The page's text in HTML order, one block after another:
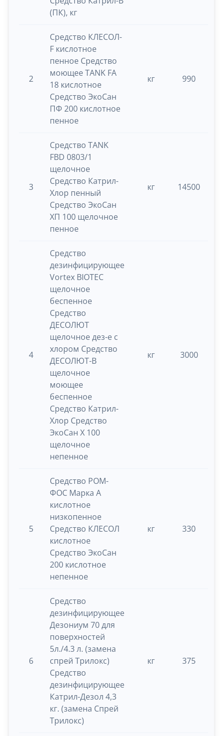
(ПК), кг
2
Средство КЛЕСОЛ-
F кислотное
пенное Средство
моющее TANK FA
18 кислотное
Средство ЭкоСан
ПФ 200 кислотное
пенное
кг 990
3
Средство TANK
FBD 0803/1
щелочное
Средство Катрил-
Хлор пенный
Средство ЭкоСан
ХП 100 щелочное
пенное
кг 14500
4
Средство
дезинфицирующее
Vortex BIOTEC
щелочное
беспенное
Средство
ДЕСОЛЮТ
щелочное дез-е с
хлором Средство
ДЕСОЛЮТ-B
щелочное
моющее
беспенное
Средство Катрил-
Хлор Средство
ЭкоСан Х 100
щелочное
непенное
кг 3000
5
Средство РОМ-
ФОС Марка А
кислотное
низкопенное
Средство КЛЕСОЛ
кислотное
Средство ЭкоСан
200 кислотное
непенное
кг 330
6
Средство
дезинфицирующее
Дезониум 70 для
поверхностей
5л./4.3 л. (замена
спрей Трилокс)
Средство
дезинфицирующее
Катрил-Дезол 4,3
кг. (замена Спрей
Трилокс)
кг 375